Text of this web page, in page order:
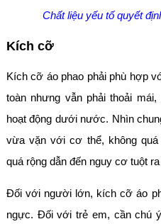
Chất liệu yếu tố quyết
Kích cỡ
Kích cỡ áo phao phải phù hợp
toàn nhưng vẫn phải thoải
hoạt động dưới nước. Nhìn
vừa vặn với cơ thể, không
quá rộng dẫn đến nguy cơ tuột
Đối với người lớn, kích cỡ áo
ngực. Đối với trẻ em, cần chú